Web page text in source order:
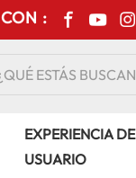
:
EXPERIENCIA DE
USUARIO